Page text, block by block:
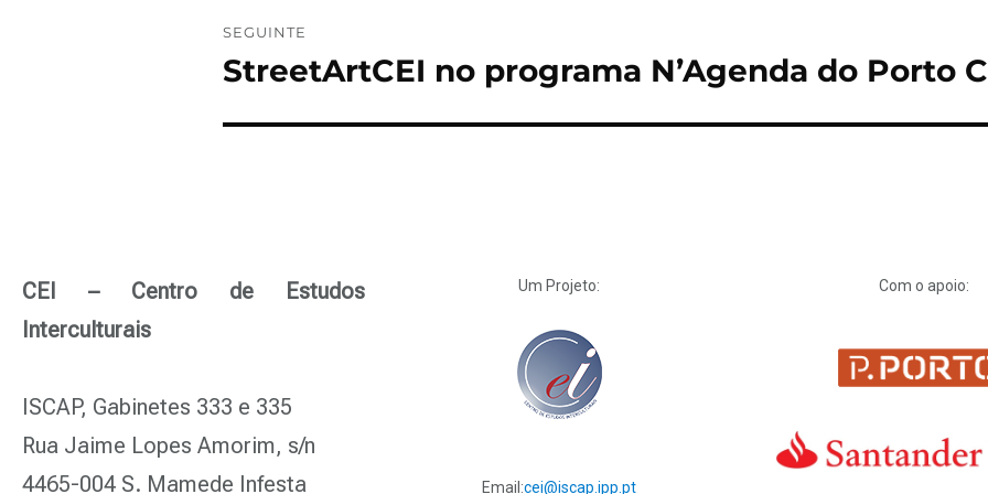
SEGUINTE
StreetArtCEI no programa N’Agenda do Porto
CEI – Centro de Estudos
Interculturais
ISCAP, Gabinetes 333 e 335
Rua Jaime Lopes Amorim, s/n
4465-004 S. Mamede Infesta
Um Projeto:
Email:cei@iscap.ipp.pt
Com o apoio: